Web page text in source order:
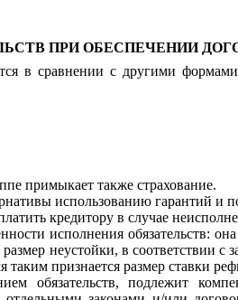
ПРИ ОБЕСПЕЧЕНИИ
в сравнении с другими
примыкает также страхование.
использованию гарантий и
кредитору в случае
исполнения обязательств:
неустойки, в соответствии
признается размер ставки
обязательств, подлежит